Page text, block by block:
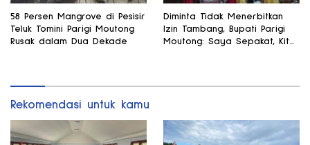
58 Persen Mangrove di Pesisir
Teluk Tomini Parigi Moutong
Rusak dalam Dua Dekade
Diminta Tidak Menerbitkan
Izin Tambang, Bupati Parigi
Moutong: Saya Sepakat, Kita
Rekomendasi untuk kamu